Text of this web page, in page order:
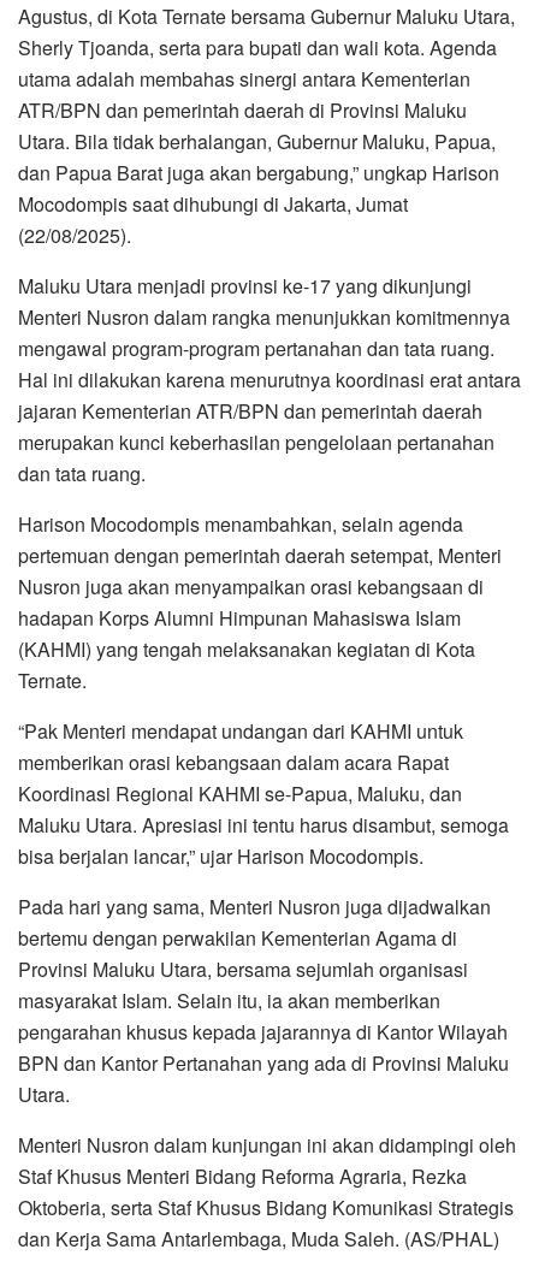
Agustus, di Kota Ternate bersama Gubernur Maluku Utara,
Sherly Tjoanda, serta para bupati dan wali kota. Agenda
utama adalah membahas sinergi antara Kementerian
ATR/BPN dan pemerintah daerah di Provinsi Maluku
Utara. Bila tidak berhalangan, Gubernur Maluku, Papua,
dan Papua Barat juga akan bergabung,” ungkap Harison
Mocodompis saat dihubungi di Jakarta, Jumat
(22/08/2025).
Maluku Utara menjadi provinsi ke-17 yang dikunjungi
Menteri Nusron dalam rangka menunjukkan komitmennya
mengawal program-program pertanahan dan tata ruang.
Hal ini dilakukan karena menurutnya koordinasi erat antara
jajaran Kementerian ATR/BPN dan pemerintah daerah
merupakan kunci keberhasilan pengelolaan pertanahan
dan tata ruang.
Harison Mocodompis menambahkan, selain agenda
pertemuan dengan pemerintah daerah setempat, Menteri
Nusron juga akan menyampaikan orasi kebangsaan di
hadapan Korps Alumni Himpunan Mahasiswa Islam
(KAHMI) yang tengah melaksanakan kegiatan di Kota
Ternate.
“Pak Menteri mendapat undangan dari KAHMI untuk
memberikan orasi kebangsaan dalam acara Rapat
Koordinasi Regional KAHMI se-Papua, Maluku, dan
Maluku Utara. Apresiasi ini tentu harus disambut, semoga
bisa berjalan lancar,” ujar Harison Mocodompis.
Pada hari yang sama, Menteri Nusron juga dijadwalkan
bertemu dengan perwakilan Kementerian Agama di
Provinsi Maluku Utara, bersama sejumlah organisasi
masyarakat Islam. Selain itu, ia akan memberikan
pengarahan khusus kepada jajarannya di Kantor Wilayah
BPN dan Kantor Pertanahan yang ada di Provinsi Maluku
Utara.
Menteri Nusron dalam kunjungan ini akan didampingi oleh
Staf Khusus Menteri Bidang Reforma Agraria, Rezka
Oktoberia, serta Staf Khusus Bidang Komunikasi Strategis
dan Kerja Sama Antarlembaga, Muda Saleh. (AS/PHAL)